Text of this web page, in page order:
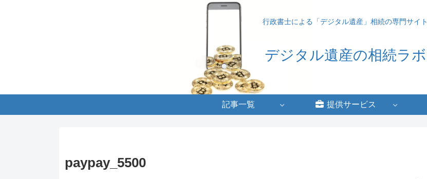
行政書士による「デジタル遺産」相続の専門サイト
デジタル遺産の相続ラボ
記事一覧 提供サービス
paypay_5500